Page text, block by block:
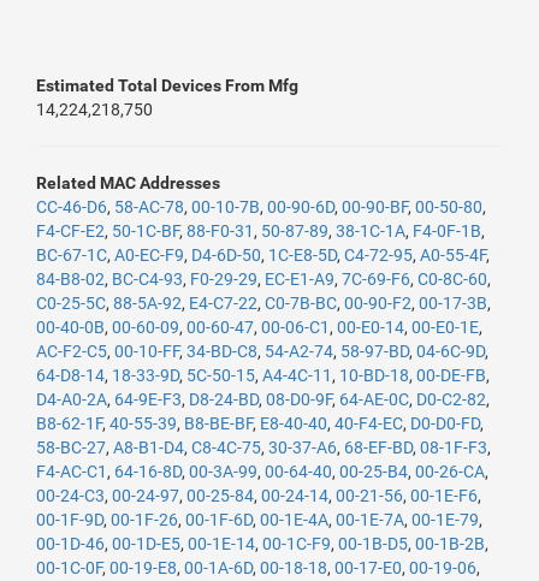
Estimated Total Devices From Mfg
14,224,218,750
Related MAC Addresses
CC-46-D6, 58-AC-78, 00-10-7B, 00-90-6D, 00-90-BF, 00-50-80,
F4-CF-E2, 50-1C-BF, 88-F0-31 , 50-87-89, 38-1C-1A, F4-0F-1B,
BC-67-1C, A0-EC-F9, D4-6D-50, 1C-E8-5D, C4-72-95, A0-55-4F,
84-B8-02, BC-C4-93, F0-29-29, EC-E1-A9, 7C-69-F6, C0-8C-60,
C0-25-5C, 88-5A-92, E4-C7-22, C0-7B-BC, 00-90-F2, 00-17-3B,
00-40-0B, 00-60-09, 00-60-47, 00-06-C1 , 00-E0-14, 00-E0-1E,
AC-F2-C5, 00-10-FF, 34-BD-C8, 54-A2-74, 58-97-BD, 04-6C-9D,
64-D8-14, 18-33-9D, 5C-50-15, A4-4C-11 , 10-BD-18, 00-DE-FB,
D4-A0-2A, 64-9E-F3, D8-24-BD, 08-D0-9F, 64-AE-0C, D0-C2-82,
B8-62-1F, 40-55-39, B8-BE-BF, E8-40-40, 40-F4-EC, D0-D0-FD,
58-BC-27, A8-B1-D4, C8-4C-75, 30-37-A6, 68-EF-BD, 08-1F-F3,
F4-AC-C1 , 64-16-8D, 00-3A-99, 00-64-40, 00-25-B4, 00-26-CA,
00-24-C3, 00-24-97, 00-25-84, 00-24-14, 00-21-56, 00-1E-F6,
00-1F-9D, 00-1F-26, 00-1F-6D, 00-1E-4A, 00-1E-7A, 00-1E-79,
00-1D-46, 00-1D-E5, 00-1E-14, 00-1C-F9, 00-1B-D5, 00-1B-2B,
00-1C-0F, 00-19-E8, 00-1A-6D, 00-18-18, 00-17-E0, 00-19-06,